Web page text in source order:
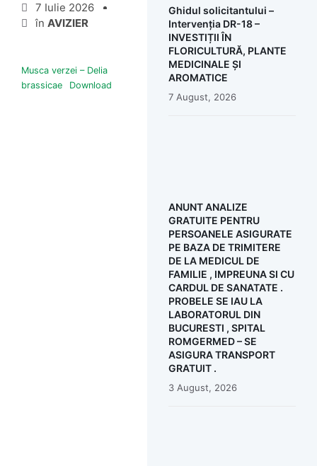
7 Iulie 2026
în AVIZIER
Musca verzei – Delia
brassicae
Download
Ghidul solicitantului –
Intervenția DR-18 –
INVESTIȚII ÎN
FLORICULTURĂ, PLANTE
MEDICINALE ȘI
AROMATICE
7 August, 2026
ANUNT ANALIZE
GRATUITE PENTRU
PERSOANELE ASIGURATE
PE BAZA DE TRIMITERE
DE LA MEDICUL DE
FAMILIE , IMPREUNA SI CU
CARDUL DE SANATATE .
PROBELE SE IAU LA
LABORATORUL DIN
BUCURESTI , SPITAL
ROMGERMED – SE
ASIGURA TRANSPORT
GRATUIT .
3 August, 2026